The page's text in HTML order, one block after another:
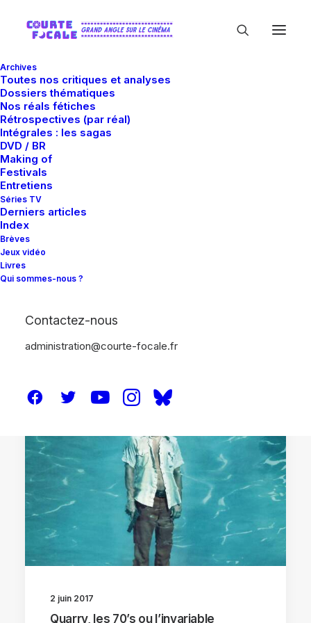
Archives
Toutes nos critiques et analyses
Dossiers thématiques
Nos réals fétiches
Rétrospectives (par réal)
Intégrales : les sagas
DVD / BR
Making of
Festivals
Entretiens
Séries TV
Derniers articles
Index
Brèves
Jeux vidéo
Livres
Qui sommes-nous ?
Contactez-nous
administration@courte-focale.fr
2 juin 2017
Quarry, les 70’s ou l’invariable